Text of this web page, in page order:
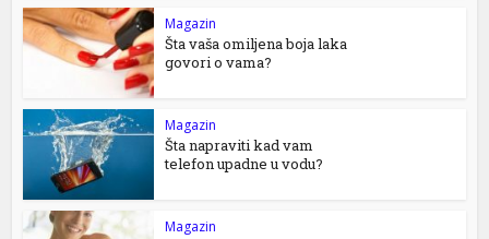
Magazin
Šta vaša omiljena boja laka
govori o vama?
Magazin
Šta napraviti kad vam
telefon upadne u vodu?
Magazin